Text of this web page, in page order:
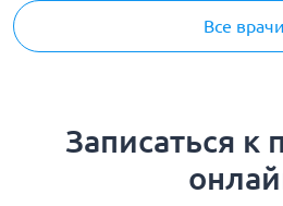
Все врачи
Записаться к